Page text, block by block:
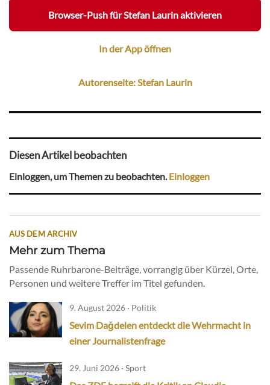
Browser-Push für Stefan Laurin aktivieren
In der App öffnen
Autorenseite: Stefan Laurin
Diesen Artikel beobachten
Einloggen, um Themen zu beobachten.Einloggen
AUS DEM ARCHIV
Mehr zum Thema
Passende Ruhrbarone-Beiträge, vorrangig über Kürzel, Orte,
Personen und weitere Treffer im Titel gefunden.
9. August 2026 · Politik
Sevim Dağdelen entdeckt die Wehrmacht in
einer Journalistenfrage
29. Juni 2026 · Sport